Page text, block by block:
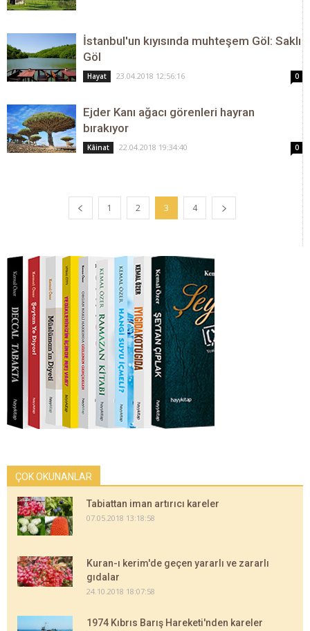
İstanbul'un kıyısında muhteşem Göl: Saklı
Göl
Hayat 23.04.2018 12:56:16 0
Ejder Kanı ağacı görenleri hayran
bırakıyor
Kâinat 22.04.2018 19:34:40 0
1 2 3 4
ÇOK OKUNANLAR
Tabiattan iman artırıcı kareler
07.05.2018 13:18:58
Kuran-ı kerim'de geçen yararlı ve zararlı
gıdalar
24.10.2018 18:07:58
1974 Kıbrıs Barış Hareketi'nden kareler